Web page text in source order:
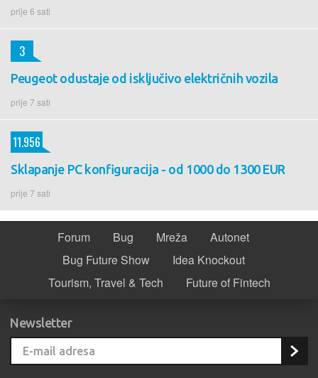
prije 6 sati
Peugeot odustaje od isključivo električnih vozila
prije 7 sati
3
Sklapanje PC konfiguracija - od 1000 do 1300 EUR
prije 7 sati
11.956
Forum Bug Mreža
Autonet
Bug Future Show
Idea Knockout
Tourism, Travel & Tech
Future of Fintech
Newsletter